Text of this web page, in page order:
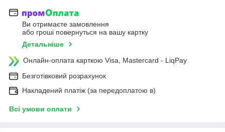
Ви отримаєте замовлення
або гроші повернуться на вашу картку
Детальніше
Онлайн-оплата карткою Visa, Mastercard - LiqPay
Безготівковий розрахунок
Накладений платіж (за передоплатою в)
Всі умови оплати